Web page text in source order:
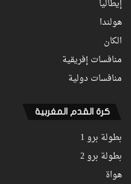
إيطاليا
هولندا
الكان
منافسات إفريقية
منافسات دولية
كرة القدم المغربية
بطولة برو 1
بطولة برو 2
هواة